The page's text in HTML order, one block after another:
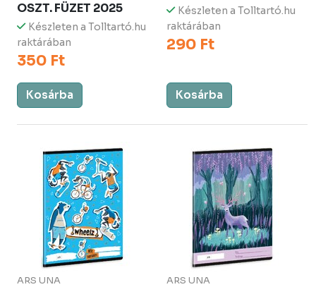
OSZT. FÜZET 2025
Készleten a Tolltartó.hu
raktárában
350 Ft
Kosárba
Készleten a Tolltartó.hu
raktárában
290 Ft
Kosárba
ARS UNA ARS UNA